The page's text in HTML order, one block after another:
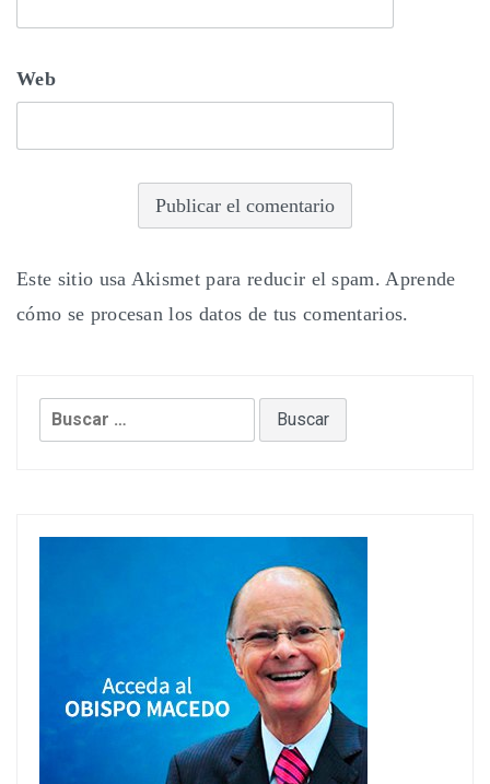
Web
Este sitio usa Akismet para reducir el spam.Aprende
cómo se procesan los datos de tus comentarios.
Buscar: